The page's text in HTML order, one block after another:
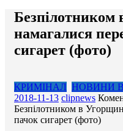
Безпілотником
намагалися
сигарет (фото)
КРИМІНАЛ НОВИНИ
2018-11-13 clipnews
Безпілотником в
пачок сигарет (фото)